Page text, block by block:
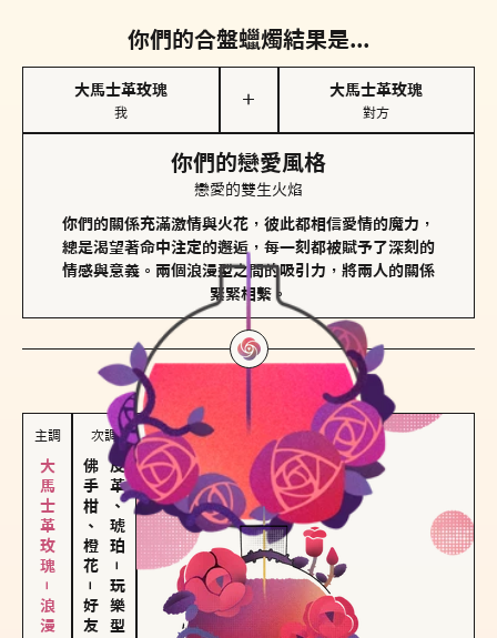
你們的合盤蠟燭結果是...
大馬士革玫瑰
我
＋
大馬士革玫瑰
對方
你們的戀愛風格
戀愛的雙生火焰
你們的關係充滿激情與火花，彼此都相信愛情的魔力，
總是渴望著命中注定的邂逅，每一刻都被賦予了深刻的
情感與意義。兩個浪漫型之間的吸引力，將兩人的關係
緊緊相繫。
對方 的主調蠟燭是...
主調
大馬士革玫瑰－浪漫型
次調
佛手柑、橙花
－
皮革、琥珀
－
玩樂型